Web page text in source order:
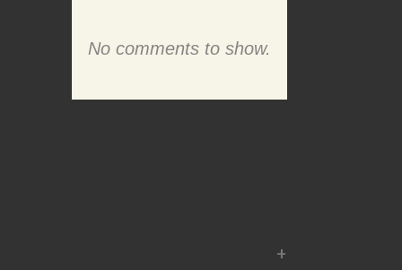
No comments to show.